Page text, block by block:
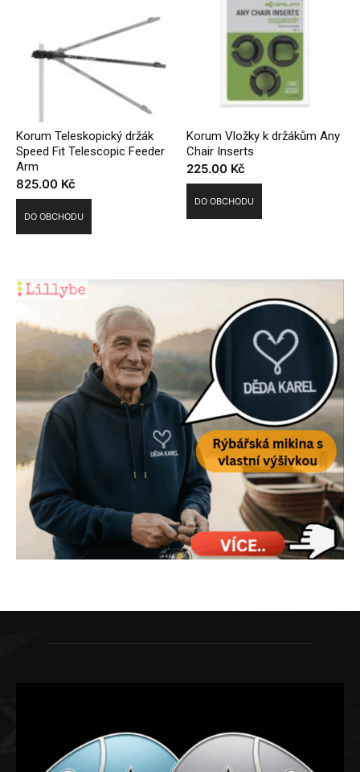
Korum Teleskopický držák
Speed Fit Telescopic Feeder
Arm
825.00 Kč
DO OBCHODU
Korum Vložky k držákům Any
Chair Inserts
225.00 Kč
DO OBCHODU